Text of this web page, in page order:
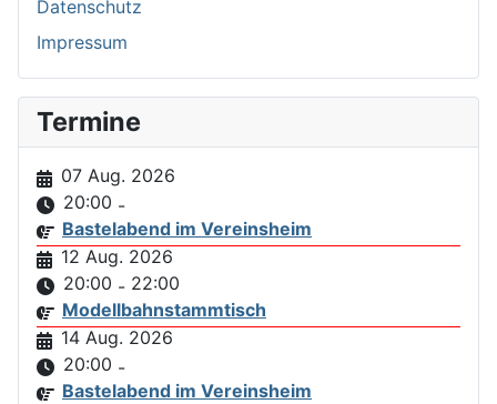
Datenschutz
Impressum
Termine
07 Aug. 2026
20:00 -
Bastelabend im Vereinsheim
12 Aug. 2026
20:00 - 22:00
Modellbahnstammtisch
14 Aug. 2026
20:00 -
Bastelabend im Vereinsheim